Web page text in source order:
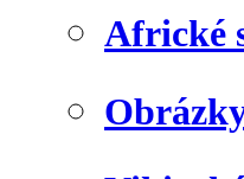
Africké